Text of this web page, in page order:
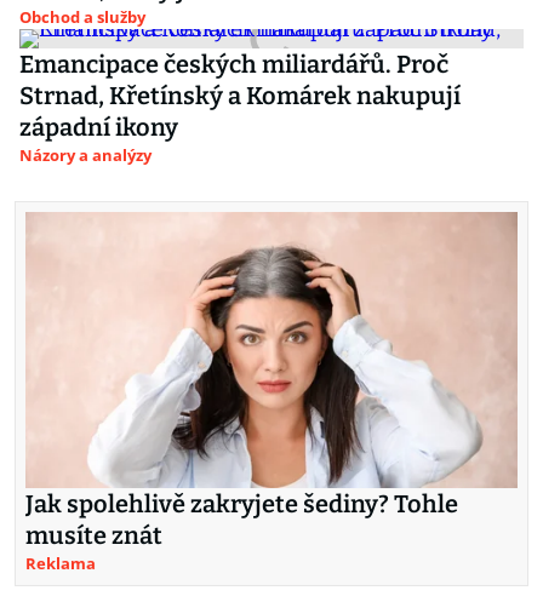
Obchod a služby
Emancipace českých miliardářů. Proč
Strnad, Křetínský a Komárek nakupují
západní ikony
Názory a analýzy
Jak spolehlivě zakryjete šediny? Tohle
musíte znát
Reklama